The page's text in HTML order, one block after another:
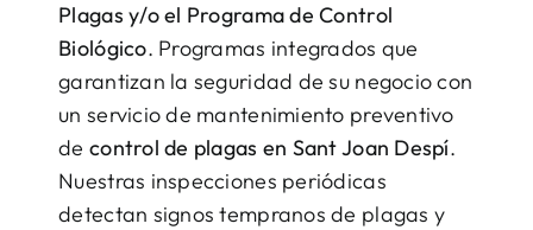
Plagas y/o el Programa de Control
Biológico. Programas integrados que
garantizan la seguridad de su negocio con
un servicio de mantenimiento preventivo
de control de plagas en Sant Joan Despí.
Nuestras inspecciones periódicas
detectan signos tempranos de plagas y